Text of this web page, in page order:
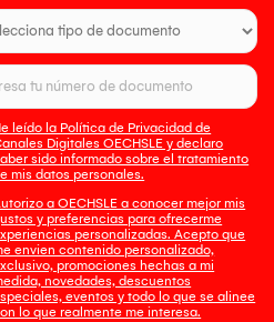
leído la Política de Privacidad de
Digitales OECHSLE y declaro
sido informado sobre el tratamiento
mis datos personales.
a OECHSLE a conocer mejor mis
y preferencias para ofrecerme
personalizadas. Acepto que
envien contenido personalizado,
promociones hechas a mi
novedades, descuentos
eventos y todo lo que se alinee
lo que realmente me interesa.